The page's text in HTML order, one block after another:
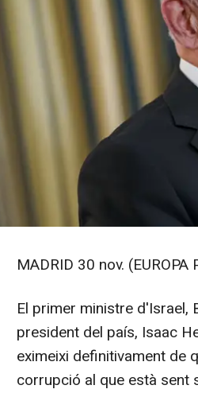
MADRID 30 nov. (EUROPA
El primer ministre d'Israel,
president del país, Isaac
eximeixi definitivament de
corrupció al que està sent